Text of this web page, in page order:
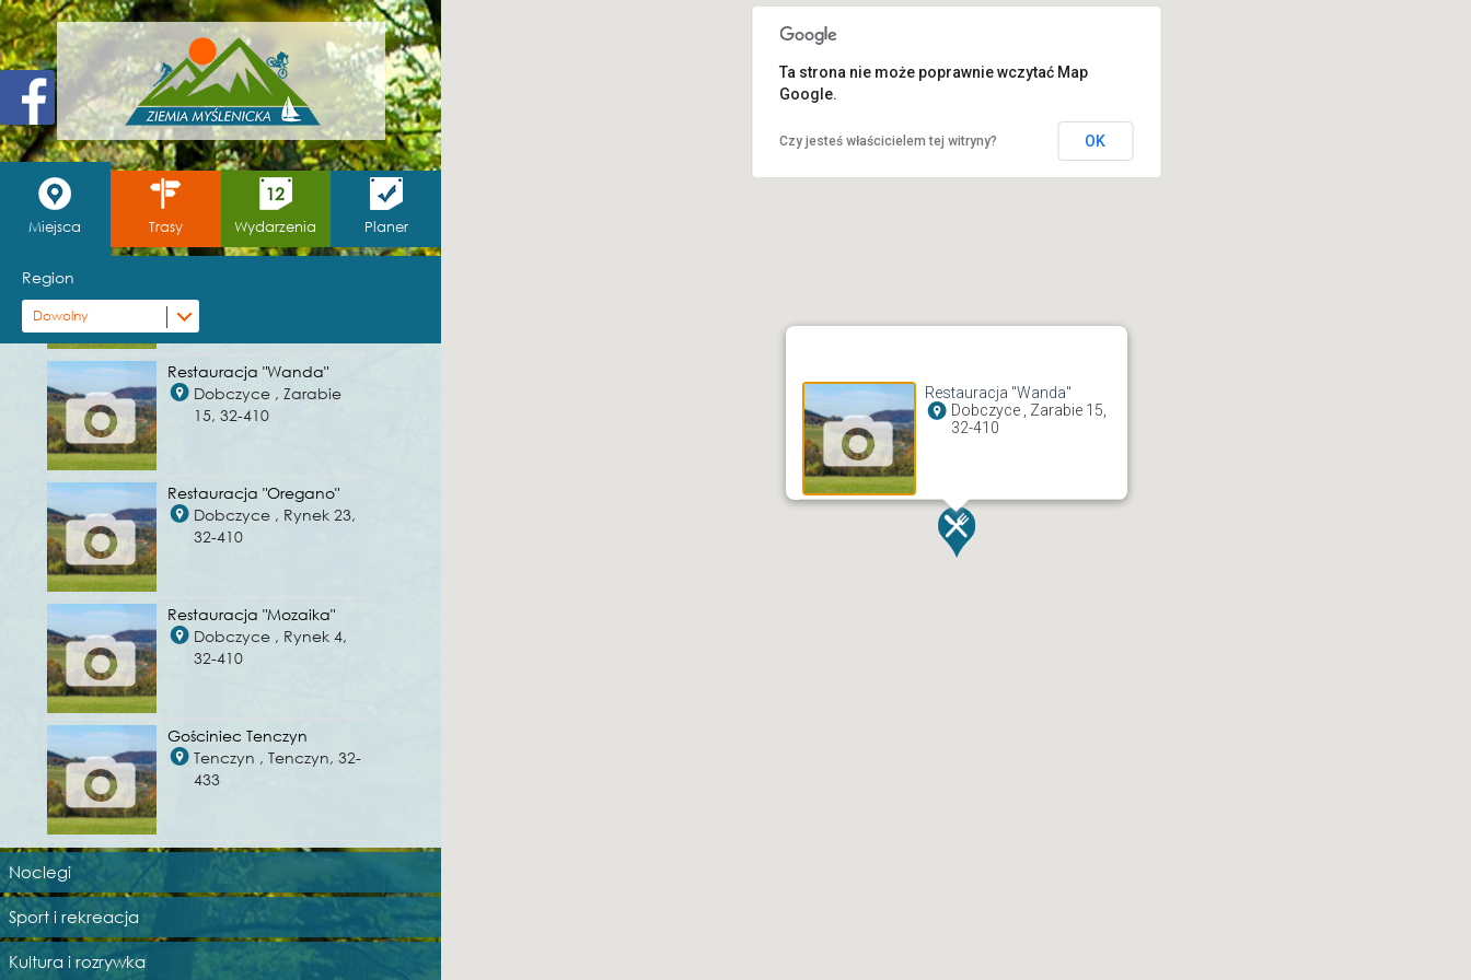
Miejsca Trasy Wydarzenia Planer
Region
Dowolny
Hotel "Olivia" Medical Spa
Skomielna Czarna ,
Skomielna Czarna 488,
32-437
Pensjonat "Kamienne
Schodki"
Myślenice , Parkowa
46, 32-400
Zajazd "Pod Wozem"
Restauracja "Wanda"
Dobczyce , Zarabie
15, 32-410
Restauracja "Oregano"
Dobczyce , Rynek 23,
32-410
Restauracja "Mozaika"
Dobczyce , Rynek 4,
32-410
Gościniec Tenczyn
Tenczyn , Tenczyn, 32-
433
Noclegi
Sport i rekreacja
Kultura i rozrywka
Restauracja "Wanda"
Dobczyce , Zarabie 15,
32-410
Ta strona nie może poprawnie wczytać Map
Google.
Czy jesteś właścicielem tej witryny? OK